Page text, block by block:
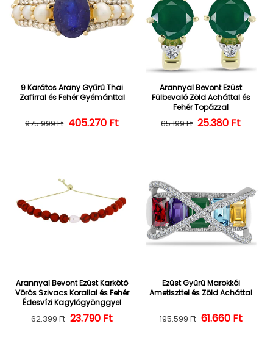
9 Karátos Arany Gyűrű Thai
Zafírral és Fehér Gyémánttal
Normál ár
975.999 Ft Kedvezményes ár
405.270 Ft
Arannyal Bevont Ezüst
Fülbevaló Zöld Acháttal és
Fehér Topázzal
Normál ár
65.199 Ft 25.380 Ft
Arannyal Bevont Ezüst Karkötő
Vörös Szivacs Korallal és Fehér
Édesvízi Kagylógyönggyel
Normál ár
62.399 Ft Kedvezményes ár
23.790 Ft
Ezüst Gyűrű Marokkói
Ametiszttel és Zöld Acháttal
Normál ár
195.599 Ft 61.660 Ft